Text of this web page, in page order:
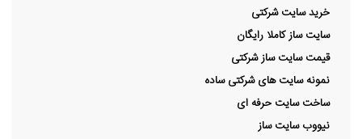
خرید سایت شرکتی
سایت ساز کاملا رایگان
قیمت سایت ساز شرکتی
نمونه سایت های شرکتی ساده
ساخت سایت حرفه ای
نیووب سایت ساز